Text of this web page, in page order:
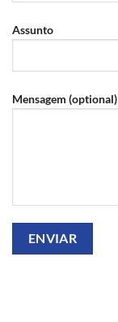
Assunto
Mensagem (optional)